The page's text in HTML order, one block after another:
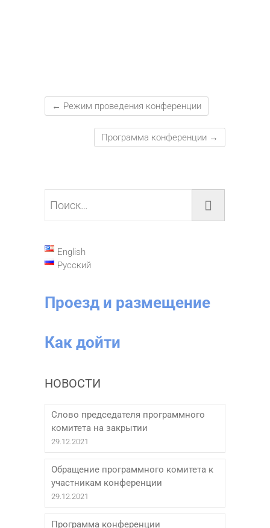
← Режим проведения конференции
Программа конференции →
English
Русский
Проезд и размещение
Как дойти
НОВОСТИ
Слово председателя программного
комитета на закрытии
29.12.2021
Обращение программного комитета к
участникам конференции
29.12.2021
Программа конференции